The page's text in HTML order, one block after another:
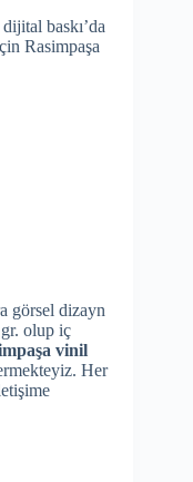
baskı’da
Rasimpaşa
görsel dizayn
olup iç
vinil
Her